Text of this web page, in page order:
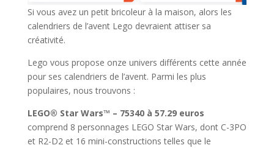
Si vous avez un petit bricoleur à la maison, alors les
calendriers de l’avent Lego devraient attiser sa
créativité.
Lego vous propose onze univers différents cette année
pour ses calendriers de l’avent. Parmi les plus
populaires, nous trouvons :
LEGO® Star Wars™ – 75340 à 57.29 euros
comprend 8 personnages LEGO Star Wars, dont C-3PO
et R2-D2 et 16 mini-constructions telles que le